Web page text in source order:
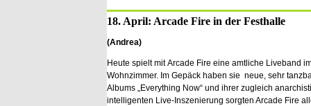
18. April: Arcade Fire in der Festhalle
(Andrea)
Heute spielt mit Arcade Fire eine amtliche Liveband
Wohnzimmer. Im Gepäck haben sie neue, sehr
Albums „Everything Now“ und ihrer zugleich
intelligenten Live-Inszenierung sorgten Arcade Fire